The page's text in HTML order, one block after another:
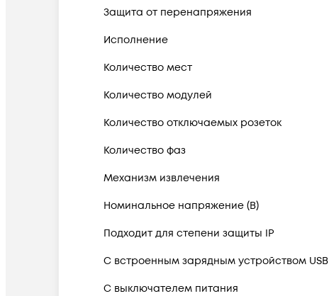
Защита от перенапряжения
Исполнение
Количество мест
Количество модулей
Количество отключаемых розеток
Количество фаз
Механизм извлечения
Номинальное напряжение (В)
Подходит для степени защиты IP
С встроенным зарядным устройством USB
С выключателем питания